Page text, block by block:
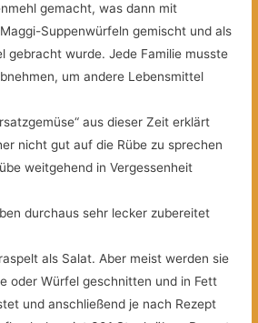
gemacht, was dann mit
Suppenwürfeln gemischt und als
gebracht wurde. Jede Familie musste
um andere Lebensmittel
aus dieser Zeit erklärt
nicht gut auf die Rübe zu sprechen
weitgehend in Vergessenheit
durchaus sehr lecker zubereitet
als Salat. Aber meist werden sie
oder Würfel geschnitten und in Fett
und anschließend je nach Rezept